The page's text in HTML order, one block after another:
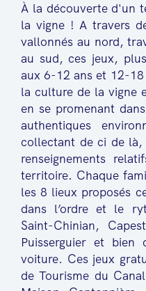
À la découverte d'un
la vigne ! A travers
vallonnés au nord,
au sud, ces jeux,
aux 6-12 ans et 12-
la culture de la vigne
en se promenant
authentiques
collectant de ci de là,
renseignements
territoire. Chaque
les 8 lieux proposés
dans l’ordre et le
Saint-Chinian,
Puisserguier et bien
voiture. Ces jeux
de Tourisme du